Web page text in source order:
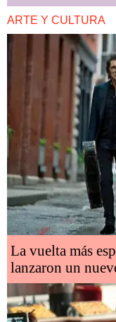
ARTE Y CULTURA
La vuelta más
lanzaron un